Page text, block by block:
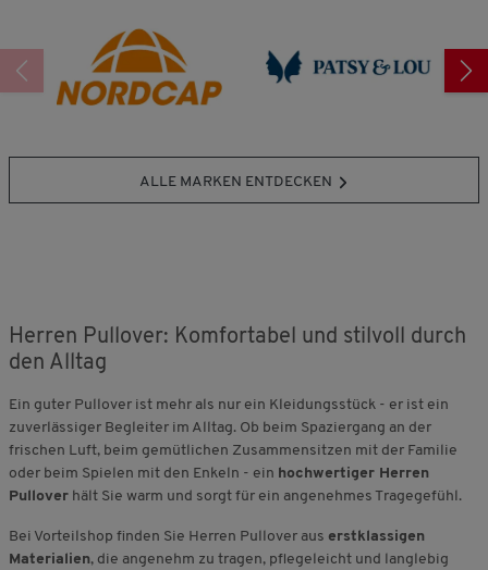
ALLE MARKEN ENTDECKEN
Herren Pullover: Komfortabel und stilvoll durch
den Alltag
Ein guter Pullover ist mehr als nur ein Kleidungsstück - er ist ein
zuverlässiger Begleiter im Alltag. Ob beim Spaziergang an der
frischen Luft, beim gemütlichen Zusammensitzen mit der Familie
oder beim Spielen mit den Enkeln - ein hochwertiger Herren
Pullover hält Sie warm und sorgt für ein angenehmes Tragegefühl.
Bei Vorteilshop finden Sie Herren Pullover aus erstklassigen
Materialien, die angenehm zu tragen, pflegeleicht und langlebig